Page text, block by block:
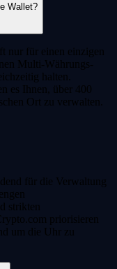
Wallet?
nur für einen einzigen
Multi-Währungs-
halten.
es Ihnen, über 400
Ort zu verwalten.
für die Verwaltung
strikten
priorisieren
um die Uhr zu